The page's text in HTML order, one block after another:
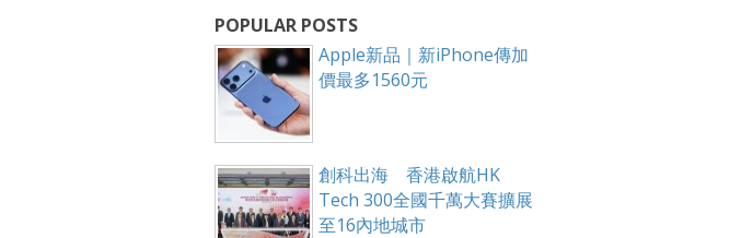
POPULAR POSTS
Apple新品｜新iPhone傳加
價最多1560元
創科出海 香港啟航HK
Tech 300全國千萬大賽擴展
至16內地城市